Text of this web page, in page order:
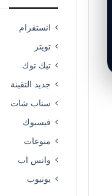
انستقرام
تويتر
تيك توك
جديد التقينة
سناب شات
فيسبوك
منوعات
واتس اب
يوتيوب